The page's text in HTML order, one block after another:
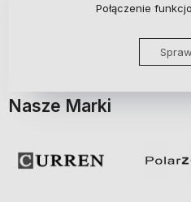
Połączenie
Nasze Marki